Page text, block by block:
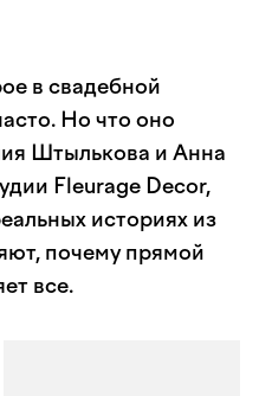
в свадебной
Но что оно
Штылькова и Анна
Fleurage Decor,
историях из
почему прямой
все.